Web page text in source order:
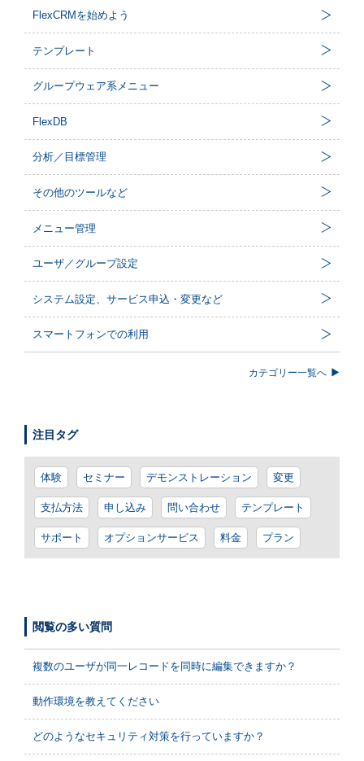
FlexCRMを始めよう
テンプレート
グループウェア系メニュー
FlexDB
分析／目標管理
その他のツールなど
メニュー管理
ユーザ／グループ設定
システム設定、サービス申込・変更など
スマートフォンでの利用
カテゴリー一覧へ
注目タグ
体験 セミナー デモンストレーション 変更
支払方法 申し込み 問い合わせ テンプレート
サポート オプションサービス 料金 プラン
閲覧の多い質問
複数のユーザが同一レコードを同時に編集できますか？
動作環境を教えてください
どのようなセキュリティ対策を行っていますか？